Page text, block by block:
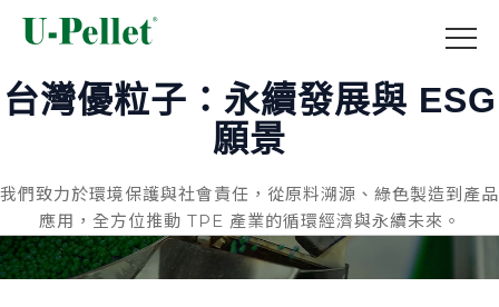
SHAPING A GREENER TOMORROW
台灣優粒子：永續發展與 ESG
願景
我們致力於環境保護與社會責任，從原料溯源、綠色製造到產品
應用，全方位推動 TPE 產業的循環經濟與永續未來。